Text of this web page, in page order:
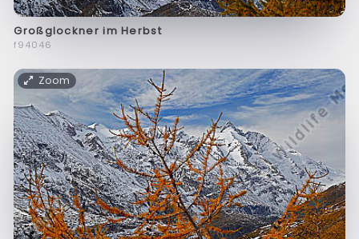
Großglockner im Herbst
f94046
Zoom